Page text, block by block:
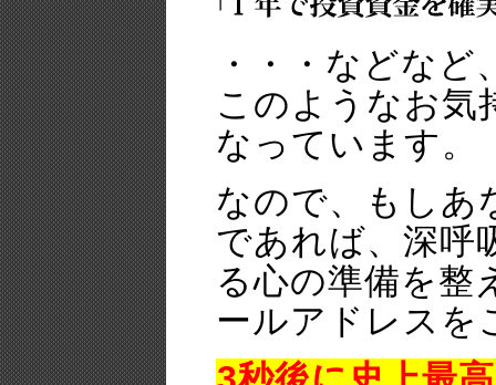
・・・などなど
このようなお気
なっています。
なので、もしあ
であれば、深呼
る心の準備を整
ールアドレスを